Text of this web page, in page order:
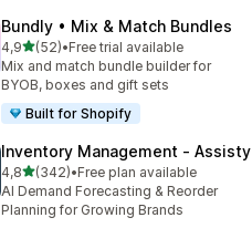
Bundly • Mix & Match Bundles
4,9/ 5 tähteä
(52)
52 arvostelua yhteensä
•Free trial available
Mix and match bundle builder for
BYOB, boxes and gift sets
Built for Shopify
Inventory Management ‑ Assisty
4,8/ 5 tähteä
(342)
342 arvostelua yhteensä
•Free plan available
AI Demand Forecasting & Reorder
Planning for Growing Brands